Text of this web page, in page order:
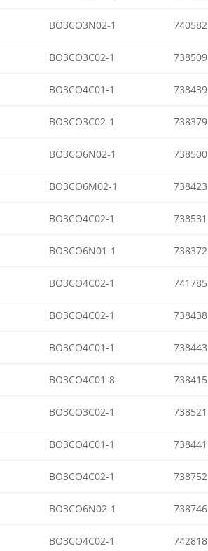
BO3CO3N02-1 740582
BO3CO3C02-1 738509
BO3CO4C01-1 738439
BO3CO3C02-1 738379
BO3CO6N02-1 738500
BO3CO6M02-1 738423
BO3CO4C02-1 738531
BO3CO6N01-1 738372
BO3CO4C02-1 741785
BO3CO4C02-1 738438
BO3CO4C01-1 738443
BO3CO4C01-8 738415
BO3CO3C02-1 738521
BO3CO4C01-1 738441
BO3CO4C02-1 738752
BO3CO6N02-1 738746
BO3CO4C02-1 742818